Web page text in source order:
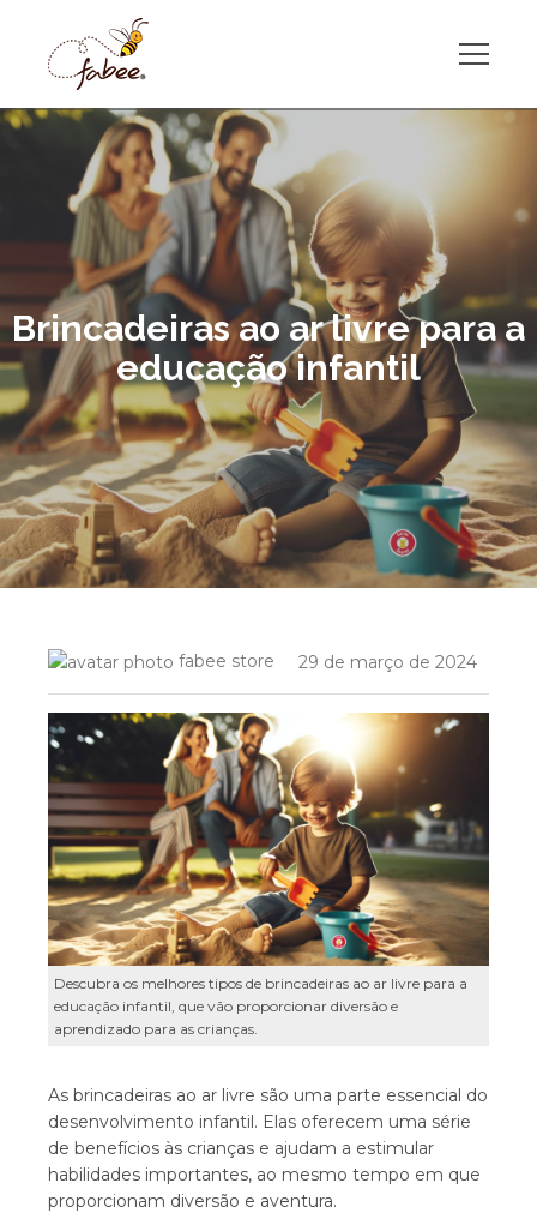
Brincadeiras ao ar livre para a
educação infantil
fabee store 29 de março de 2024
Descubra os melhores tipos de brincadeiras ao ar livre para a
educação infantil, que vão proporcionar diversão e
aprendizado para as crianças.
As brincadeiras ao ar livre são uma parte essencial do
desenvolvimento infantil. Elas oferecem uma série
de benefícios às crianças e ajudam a estimular
habilidades importantes, ao mesmo tempo em que
proporcionam diversão e aventura.